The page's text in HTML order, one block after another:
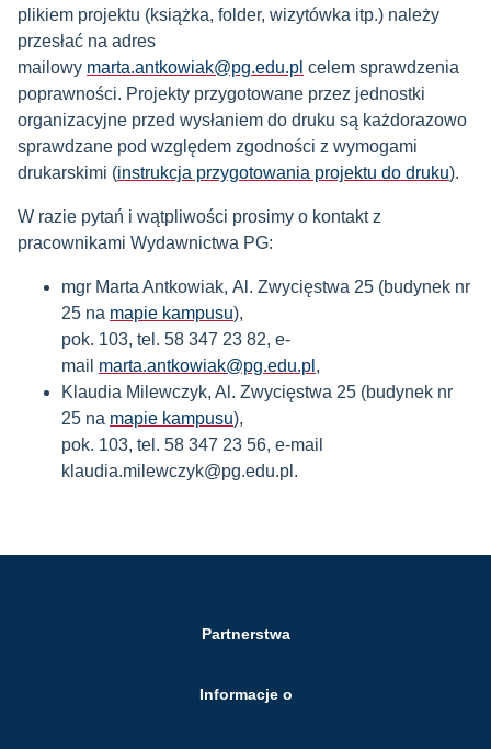
plikiem projektu (książka, folder, wizytówka itp.) należy
przesłać na adres
mailowy marta.antkowiak@pg.edu.pl celem sprawdzenia
poprawności. Projekty przygotowane przez jednostki
organizacyjne przed wysłaniem do druku są każdorazowo
sprawdzane pod względem zgodności z wymogami
drukarskimi (instrukcja przygotowania projektu do druku).
W razie pytań i wątpliwości prosimy o kontakt z
pracownikami Wydawnictwa PG:
mgr Marta Antkowiak, Al. Zwycięstwa 25 (budynek nr
25 na mapie kampusu),
pok. 103, tel. 58 347 23 82, e-
mail marta.antkowiak@pg.edu.pl ,
Klaudia Milewczyk, Al. Zwycięstwa 25 (budynek nr
25 na mapie kampusu),
pok. 103, tel. 58 347 23 56, e-mail
klaudia.milewczyk@pg.edu.pl.
Partnerstwa
Informacje o